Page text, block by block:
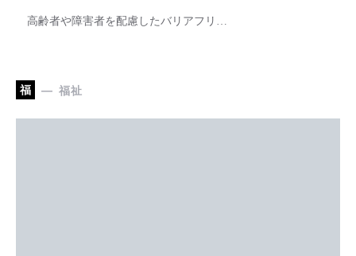
高齢者や障害者を配慮したバリアフリ…
福 福祉